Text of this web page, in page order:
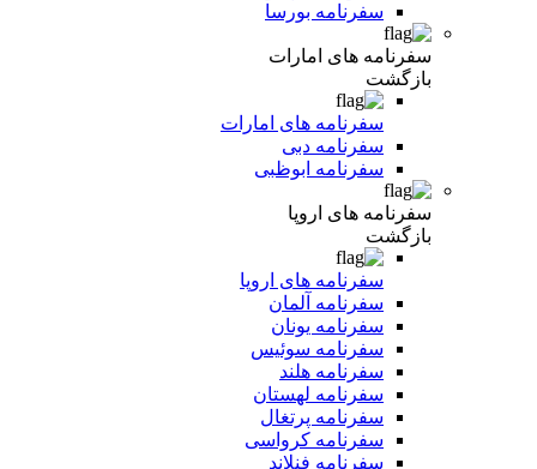
سفرنامه بورسا
سفرنامه های امارات
بازگشت
سفرنامه های امارات
سفرنامه دبی
سفرنامه ابوظبی
سفرنامه های اروپا
بازگشت
سفرنامه های اروپا
سفرنامه آلمان
سفرنامه یونان
سفرنامه سوئیس
سفرنامه هلند
سفرنامه لهستان
سفرنامه پرتغال
سفرنامه کرواسی
سفرنامه فنلاند